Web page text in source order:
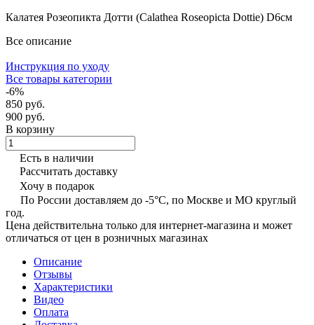
Калатея Розеопикта Дотти (Calathea Roseopicta Dottie) D6см
Все описание
Инструкция по уходу
Все товары категории
-6%
850 руб.
900 руб.
В корзину
Есть в наличии
Рассчитать доставку
Хочу в подарок
По России доставляем до -5°C, по Москве и МО круглый
год.
Цена действительна только для интернет-магазина и может
отличаться от цен в розничных магазинах
Описание
Отзывы
Характеристики
Видео
Оплата